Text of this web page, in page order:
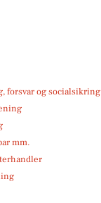
forsvar og socialsikring
mm.